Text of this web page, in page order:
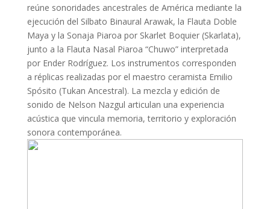
reúne sonoridades ancestrales de América mediante la
ejecución del Silbato Binaural Arawak, la Flauta Doble
Maya y la Sonaja Piaroa por Skarlet Boquier (Skarlata),
junto a la Flauta Nasal Piaroa “Chuwo” interpretada
por Ender Rodríguez. Los instrumentos corresponden
a réplicas realizadas por el maestro ceramista Emilio
Spósito (Tukan Ancestral). La mezcla y edición de
sonido de Nelson Nazgul articulan una experiencia
acústica que vincula memoria, territorio y exploración
sonora contemporánea.